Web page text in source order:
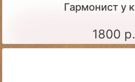
Гармонист у
1800 р.